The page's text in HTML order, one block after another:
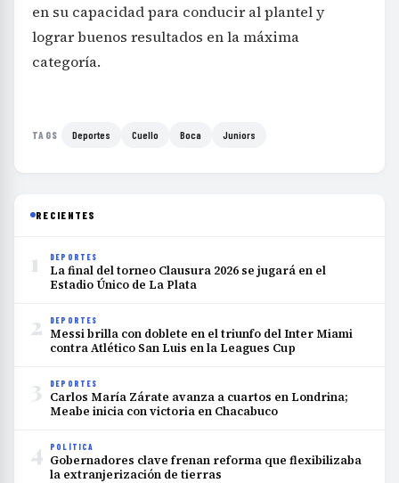
en su capacidad para conducir al plantel y
lograr buenos resultados en la máxima
categoría.
TAGS Deportes Cuello Boca Juniors
RECIENTES
1 DEPORTES
La final del torneo Clausura 2026 se jugará en el
Estadio Único de La Plata
2 DEPORTES
Messi brilla con doblete en el triunfo del Inter Miami
contra Atlético San Luis en la Leagues Cup
3 DEPORTES
Carlos María Zárate avanza a cuartos en Londrina;
Meabe inicia con victoria en Chacabuco
4 POLÍTICA
Gobernadores clave frenan reforma que flexibilizaba
la extranjerización de tierras